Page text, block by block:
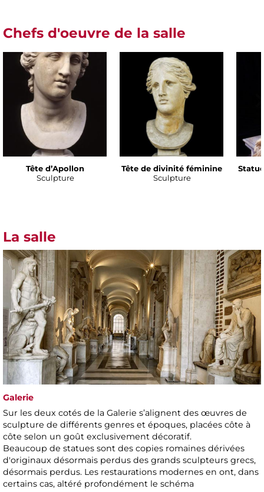
Chefs d'oeuvre de la salle
Tête d’Apollon
Sculpture
Tête de divinité féminine
Sculpture
La salle
Galerie
Sur les deux cotés de la Galerie s’alignent des œuvres de
sculpture de différents genres et époques, placées côte à
côte selon un goût exclusivement décoratif.
Beaucoup de statues sont des copies romaines dérivées
d'originaux désormais perdus des grands sculpteurs grecs,
désormais perdus. Les restaurations modernes en ont, dans
certains cas, altéré profondément le schéma